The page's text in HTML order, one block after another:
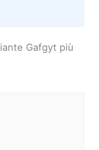
Gafgyt più